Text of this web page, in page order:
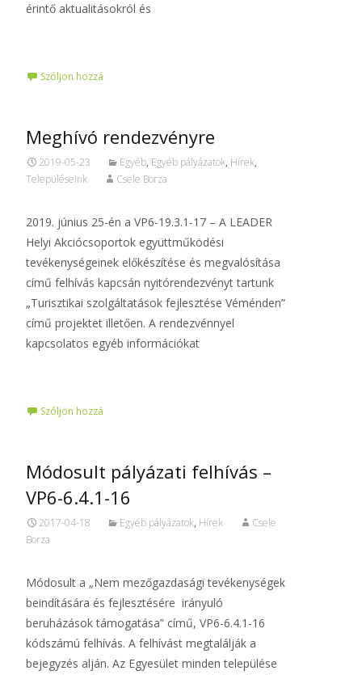
érintő aktualitásokról és
Szóljon hozzá
Meghívó rendezvényre
2019-05-23 Egyéb, Egyéb pályázatok, Hírek,
Településeink
Csele Borza
2019. június 25-én a VP6-19.3.1-17 – A LEADER
Helyi Akciócsoportok együttműködési
tevékenységeinek előkészítése és megvalósítása
című felhívás kapcsán nyitórendezvényt tartunk
„Turisztikai szolgáltatások fejlesztése Véménden”
című projektet illetően. A rendezvénnyel
kapcsolatos egyéb információkat
Szóljon hozzá
Módosult pályázati felhívás –
VP6-6.4.1-16
2017-04-18 Egyéb pályázatok, Hírek
Csele
Borza
Módosult a „Nem mezőgazdasági tevékenységek
beindítására és fejlesztésére irányuló
beruházások támogatása” című, VP6-6.4.1-16
kódszámú felhívás. A felhívást megtalálják a
bejegyzés alján. Az Egyesület minden települése